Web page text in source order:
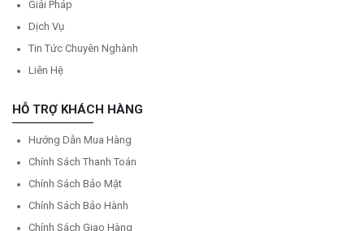
Giải Pháp
Dịch Vụ
Tin Tức Chuyên Nghành
Liên Hệ
HỖ TRỢ KHÁCH HÀNG
Hướng Dẫn Mua Hàng
Chính Sách Thanh Toán
Chính Sách Bảo Mật
Chính Sách Bảo Hành
Chính Sách Giao Hàng